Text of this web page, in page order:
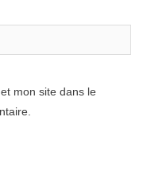
mon site dans le